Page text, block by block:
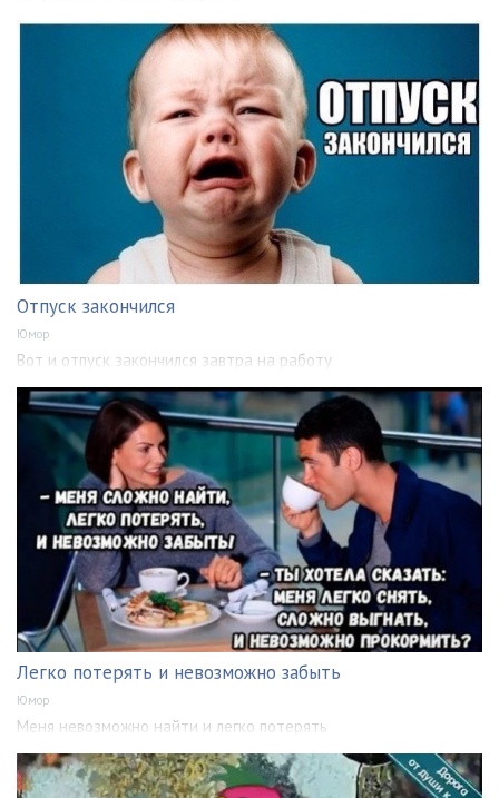
Отпуск закончился
Юмор
Вот и отпуск закончился завтра на работу
Легко потерять и невозможно забыть
Юмор
Меня невозможно найти и легко потерять